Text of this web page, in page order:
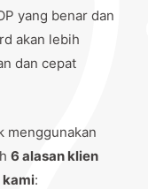
yang benar dan
akan lebih
dan cepat
menggunakan
6 alasan klien
kami: